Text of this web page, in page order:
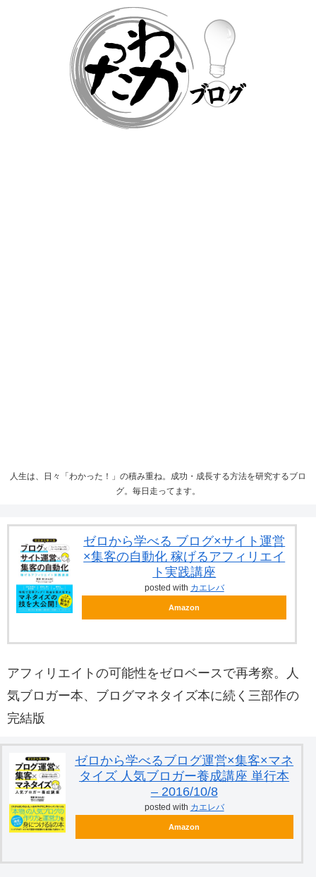
人生は、日々「わかった！」の積み重ね。成功・成長する方法を研究するブロ
グ。毎日走ってます。
ゼロから学べる ブログ×サイト運営
×集客の自動化 稼げるアフィリエイ
ト実践講座
posted with カエレバ
Amazon
アフィリエイトの可能性をゼロベースで再考察。人
気ブロガー本、ブログマネタイズ本に続く三部作の
完結版
ゼロから学べるブログ運営×集客×マネ
タイズ 人気ブロガー養成講座 単行本
– 2016/10/8
posted with カエレバ
Amazon